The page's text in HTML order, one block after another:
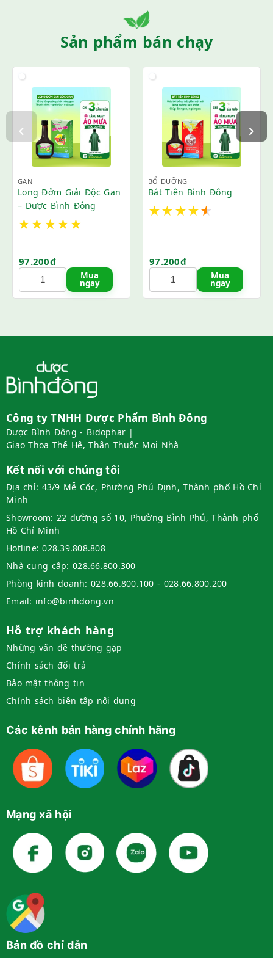
Sản phẩm bán chạy
GAN
Long Đởm Giải Độc Gan
– Dược Bình Đông
★★★★★
97.200₫
Mua
ngay
BỔ DƯỠNG
Bát Tiên Bình Đông
★★★★★
97.200₫
Mua
ngay
Công ty TNHH Dược Phẩm Bình Đông
Dược Bình Đông - Bidophar |
Giao Thoa Thế Hệ, Thân Thuộc Mọi Nhà
Kết nối với chúng tôi
Địa chỉ: 43/9 Mễ Cốc, Phường Phú Định, Thành phố Hồ Chí
Minh
Showroom: 22 đường số 10, Phường Bình Phú, Thành phố
Hồ Chí Minh
Hotline: 028.39.808.808
Nhà cung cấp: 028.66.800.300
Phòng kinh doanh: 028.66.800.100 - 028.66.800.200
Email: info@binhdong.vn
Hỗ trợ khách hàng
Những vấn đề thường gặp
Chính sách đổi trả
Bảo mật thông tin
Chính sách biên tập nội dung
Các kênh bán hàng chính hãng
Mạng xã hội
Bản đồ chỉ dẫn